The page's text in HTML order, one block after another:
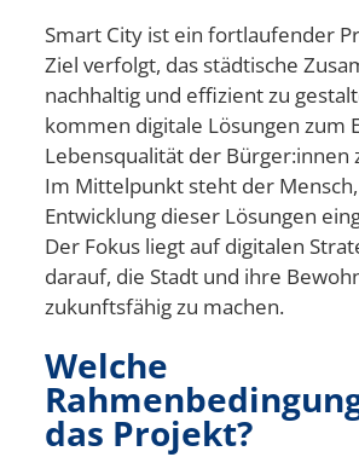
Smart City ist ein fortlaufender
Ziel verfolgt, das städtische
nachhaltig und effizient zu
kommen digitale Lösungen zum
Lebensqualität der Bürger:innen
Im Mittelpunkt steht der
Entwicklung dieser Lösungen
Der Fokus liegt auf digitalen
darauf, die Stadt und ihre
zukunftsfähig zu machen.
Welche
das Projekt?